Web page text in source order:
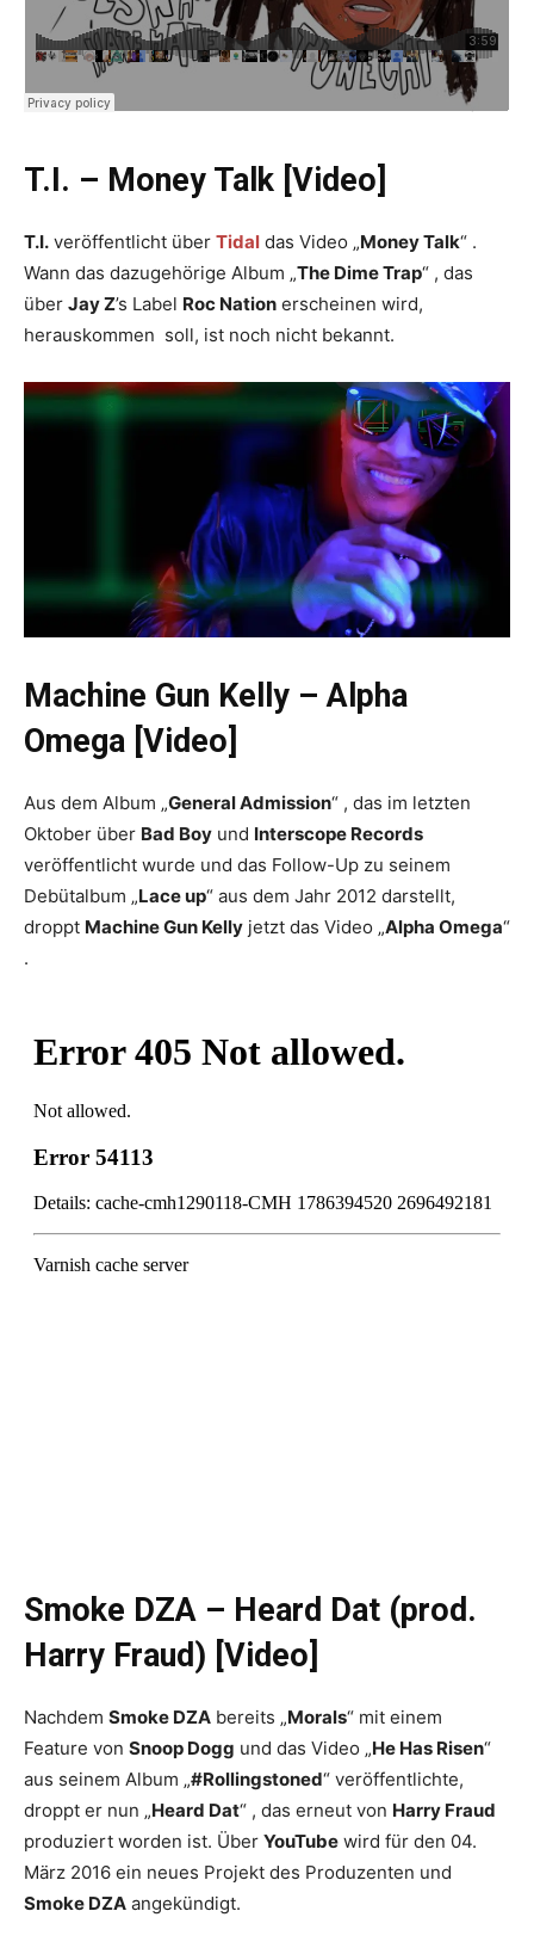
T.I. – Money Talk [Video]
T.I. veröffentlicht über Tidal das Video „Money Talk“ .
Wann das dazugehörige Album „The Dime Trap“ , das
über Jay Z’s Label Roc Nation erscheinen wird,
herauskommen soll, ist noch nicht bekannt.
Machine Gun Kelly – Alpha
Omega [Video]
Aus dem Album „General Admission“ , das im letzten
Oktober über Bad Boy und Interscope Records
veröffentlicht wurde und das Follow-Up zu seinem
Debütalbum „Lace up“ aus dem Jahr 2012 darstellt,
droppt Machine Gun Kelly jetzt das Video „Alpha Omega“
.
Smoke DZA – Heard Dat (prod.
Harry Fraud) [Video]
Nachdem Smoke DZA bereits „Morals“ mit einem
Feature von Snoop Dogg und das Video „He Has Risen“
aus seinem Album „#Rollingstoned“ veröffentlichte,
droppt er nun „Heard Dat“ , das erneut von Harry Fraud
produziert worden ist. Über YouTube wird für den 04.
März 2016 ein neues Projekt des Produzenten und
Smoke DZA angekündigt.